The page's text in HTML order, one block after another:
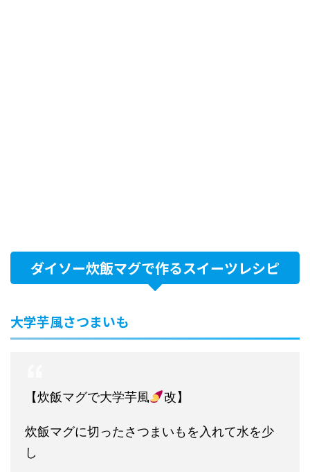
ダイソー炊飯マグで作るスイーツレシピ
大学芋風さつまいも
【炊飯マグで大学芋風 改】
炊飯マグに切ったさつまいもを入れて水を少
し